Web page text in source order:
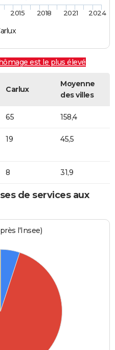
2015 2018 2021 2024
est le plus élevé
Carlux
Moyenne
des villes
65 158,4
19 45,5
8 31,9
de services aux
l'Insee)